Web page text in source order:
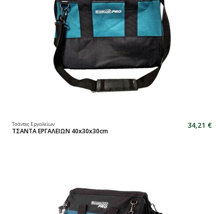
Τσάντες Εργαλείων
ΤΣΑΝΤΑ ΕΡΓΑΛΕΙΩΝ 40x30x30cm
34,21 €